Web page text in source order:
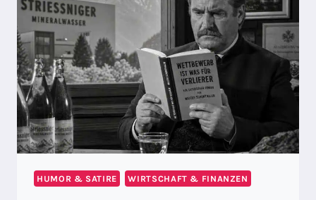
HUMOR & SATIRE WIRTSCHAFT & FINANZEN